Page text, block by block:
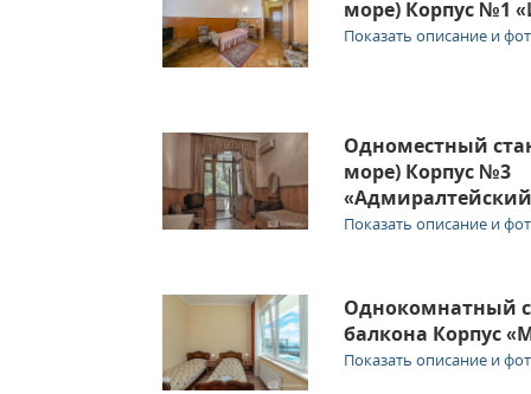
море) Корпус №1
Показать описание и
Одноместный
море) Корпус №3
«Адмиралтейский
Показать описание и
Однокомнатный
балкона Корпус
Показать описание и